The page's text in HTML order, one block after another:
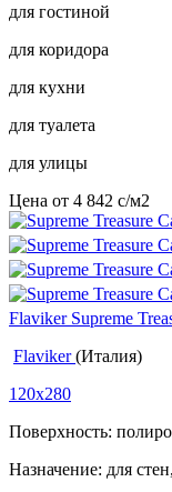
для гостиной
для коридора
для кухни
для туалета
для улицы
Цена от 4 842 c/м2
Flaviker Supreme
Flaviker(Италия)
120x280
Поверхность:
Назначение: для